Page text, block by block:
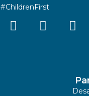
#ChildrenFirst